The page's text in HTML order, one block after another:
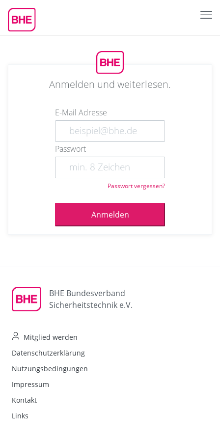
Anmelden und weiterlesen.
E-Mail Adresse
Passwort
Passwort vergessen?
Anmelden
BHE Bundesverband
Sicherheitstechnik e.V.
Mitglied werden
Datenschutzerklärung
Nutzungsbedingungen
Impressum
Kontakt
Links